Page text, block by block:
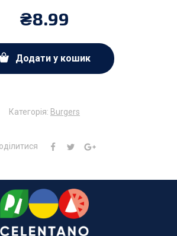
₴8.99
Додати у кошик
Категорія: Burgers